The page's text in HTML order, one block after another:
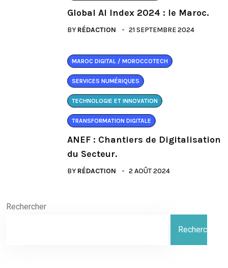
Global AI Index 2024 : le Maroc.
BY RÉDACTION 21 SEPTEMBRE 2024
MAROC DIGITAL / MOROCCOTECH
SERVICES NUMÉRIQUES
TECHNOLOGIE ET INNOVATION
TRANSFORMATION DIGITALE
ANEF : Chantiers de Digitalisation
du Secteur.
BY RÉDACTION 2 AOÛT 2024
Rechercher
Rechercher